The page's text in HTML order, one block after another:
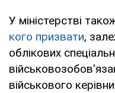
У міністерстві
кого призвати,
облікових
військового